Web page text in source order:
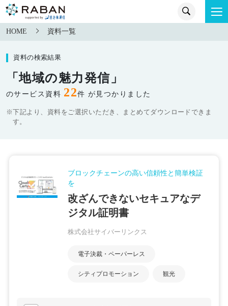
HOME 資料一覧
資料の検索結果
「地域の魅力発信」
のサービス資料 22件 が見つかりました
※下記より、資料をご選択いただき、まとめてダウンロードできま
す。
ブロックチェーンの高い信頼性と簡単検証
を
改ざんできないセキュアなデ
ジタル証明書
株式会社サイバーリンクス
電子決裁・ペーパーレス
シティプロモーション 観光